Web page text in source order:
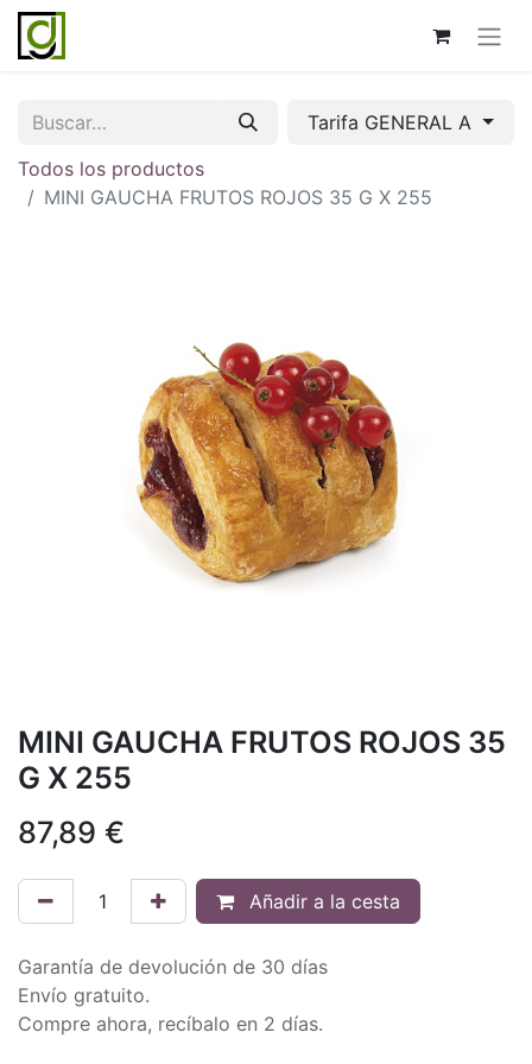
Tarifa GENERAL A
Todos los productos
MINI GAUCHA FRUTOS ROJOS 35 G X 255
MINI GAUCHA FRUTOS ROJOS 35
G X 255
87,89 €
Añadir a la cesta
Garantía de devolución de 30 días
Envío gratuito.
Compre ahora, recíbalo en 2 días.